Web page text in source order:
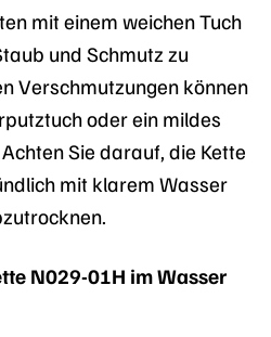
mit einem weichen Tuch
und Schmutz zu
Verschmutzungen können
oder ein mildes
Sie darauf, die Kette
mit klarem Wasser
N029-01H im Wasser